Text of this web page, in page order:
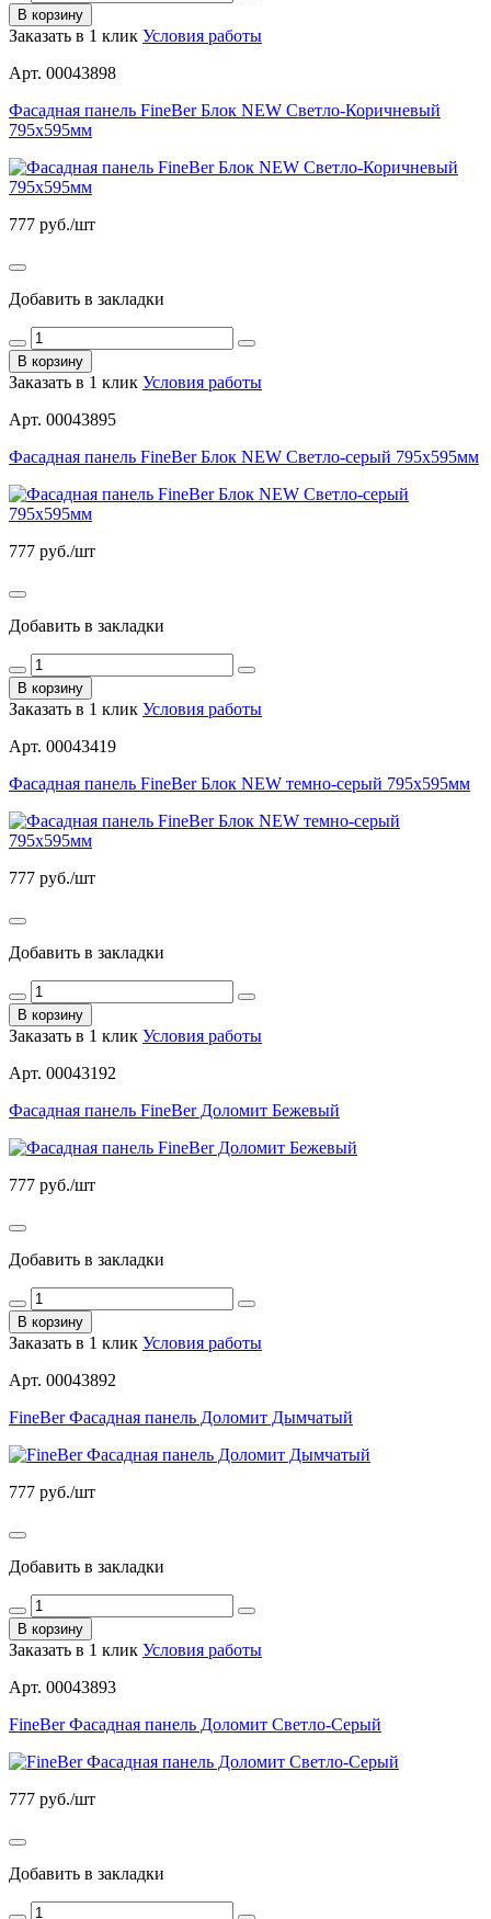
В корзину
Заказать в 1 клик Условия работы
Арт. 00043898
Фасадная панель FineBer Блок NEW Светло-Коричневый
795х595мм
777 руб./шт
Добавить в закладки
В корзину
Заказать в 1 клик Условия работы
Арт. 00043895
Фасадная панель FineBer Блок NEW Светло-серый 795х595мм
777 руб./шт
Добавить в закладки
В корзину
Заказать в 1 клик Условия работы
Арт. 00043419
Фасадная панель FineBer Блок NEW темно-серый 795х595мм
777 руб./шт
Добавить в закладки
В корзину
Заказать в 1 клик Условия работы
Арт. 00043192
Фасадная панель FineBer Доломит Бежевый
777 руб./шт
Добавить в закладки
В корзину
Заказать в 1 клик Условия работы
Арт. 00043892
FineBer Фасадная панель Доломит Дымчатый
777 руб./шт
Добавить в закладки
В корзину
Заказать в 1 клик Условия работы
Арт. 00043893
FineBer Фасадная панель Доломит Светло-Серый
777 руб./шт
Добавить в закладки